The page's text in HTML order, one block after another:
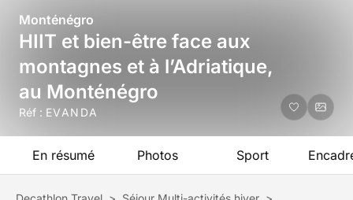
Monténégro
HIIT et bien-être face aux
montagnes et à l’Adriatique,
au Monténégro
Réf : EVANDA
En résumé Photos Sport